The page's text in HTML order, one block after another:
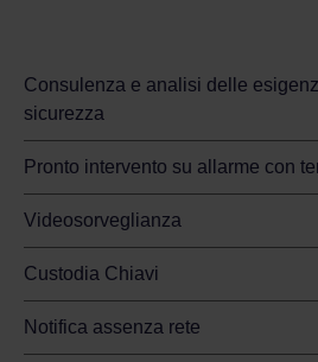
Consulenza e analisi delle
sicurezza
Pronto intervento su allarme con
Videosorveglianza
Custodia Chiavi
Notifica assenza rete